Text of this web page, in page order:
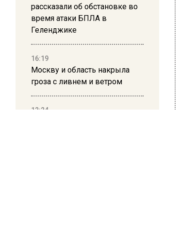
рассказали об обстановке во
время атаки БПЛА в
Геленджике
16:19
Москву и область накрыла
гроза с ливнем и ветром
12:24